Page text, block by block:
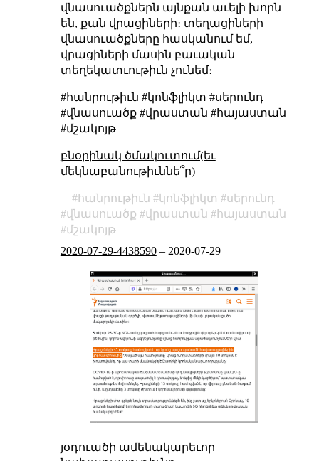
վնասուածքներն այնքան աւելի խորն
են, քան վրացիների։ տեղացիների
վնասուածքները հասկանում եմ,
վրացիների մասին բաւական
տեղեկատւութիւն չունեմ։
#հանրութիւն #կոնֆլիկտ #սերունդ
#վնասուածք #վրաստան #հայաստան
#մշակոյթ
բնօրինակ ծմակուտում(եւ
մեկնաբանութիւննե՞ր)
հանրութիւն կոնֆլիկտ
սերունդ
վնասուածք
վրաստան
հայաստան
մշակոյթ
2020-07-29-4438590– 2020-07-29
յօդուածի ամենակարեւոր